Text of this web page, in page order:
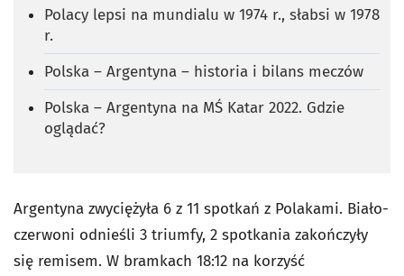
Polacy lepsi na mundialu w 1974 r., słabsi w 1978
r.
Polska – Argentyna – historia i bilans meczów
Polska – Argentyna na MŚ Katar 2022. Gdzie
oglądać?
Argentyna zwyciężyła 6 z 11 spotkań z Polakami. Biało-
czerwoni odnieśli 3 triumfy, 2 spotkania zakończyły
się remisem. W bramkach 18:12 na korzyść